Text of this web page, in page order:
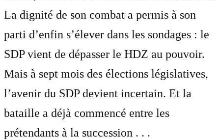
La dignité de son combat a permis à son
parti d’enfin s’élever dans les sondages : le
SDP vient de dépasser le HDZ au pouvoir.
Mais à sept mois des élections législatives,
l’avenir du SDP devient incertain. Et la
bataille a déjà commencé entre les
prétendants à la succession . . .